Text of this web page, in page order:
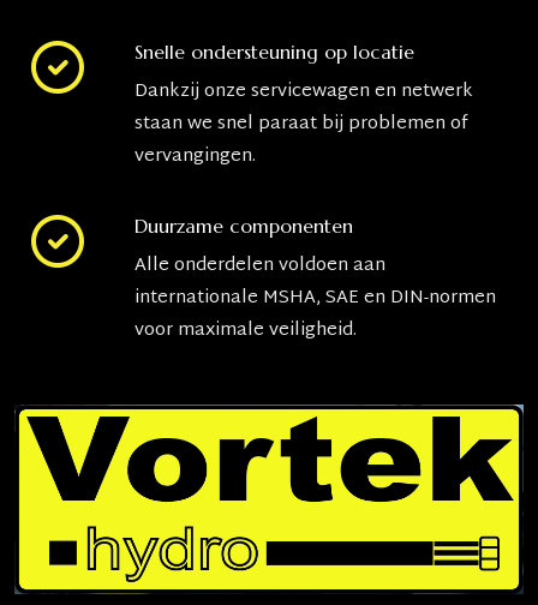
Snelle ondersteuning op locatie
Dankzij onze servicewagen en netwerk
staan we snel paraat bij problemen of
vervangingen.
Duurzame componenten
Alle onderdelen voldoen aan
internationale MSHA, SAE en DIN-normen
voor maximale veiligheid.